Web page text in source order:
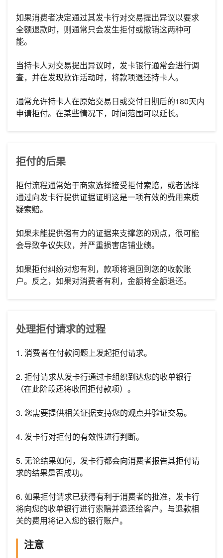
如果消费者决定通过其发卡行对交易提出异议以要求
全额退款时，则通常只会发生拒付或撤销这两种可
能。
当持卡人对交易提出异议时，发卡银行通常会进行调
查，并在发现欺诈活动时，将款项退还持卡人。
通常允许持卡人在原始交易日或交付日期后的180天内
申请拒付。在某些情况下，时间范围可以延长。
拒付的后果
拒付流程通常始于商家选择接受拒付索赔，或者选择
通过向发卡行提供证据证明这是一项有效的费用来质
疑索赔。
如果未能提供强有力的证据来支撑您的观点，很可能
会导致争议失败，并严重损害店铺业绩。
如果拒付纠纷对您有利，款项将退回到您的收款账
户。反之，如果对消费者有利，金额将全额退还。
处理拒付请求的过程
1. 消费者在付款问题上发起拒付请求。
2. 拒付请求从发卡行通过卡组织到达您的收单银行
（在此阶段还将收回拒付款项）。
3. 您需要提供相关证据支持您的观点并验证交易。
4. 发卡行对拒付的有效性进行判断。
5. 无论结果如何，发卡行都会向消费者报告其拒付请
求的结果是否成功。
6. 如果拒付请求已获得有利于消费者的批准，发卡行
将向您的收单银行进行索赔并退还给客户。与退款相
关的费用将记入您的银行账户。
注意